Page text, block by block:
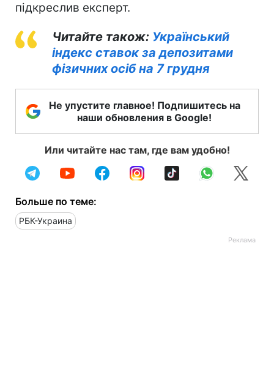
підкреслив експерт.
Читайте також: Український
індекс ставок за депозитами
фізичних осіб на 7 грудня
Не упустите главное! Подпишитесь на
наши обновления в Google!
Или читайте нас там, где вам удобно!
Больше по теме:
РБК-Украина